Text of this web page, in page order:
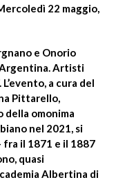
22 maggio,
e Onorio
Artisti
a cura del
Pittarello,
della omonima
nel 2021, si
il 1871 e il 1887
quasi
Albertina di